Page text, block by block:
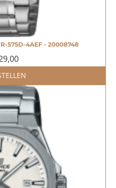
575D-4AEF - 20008748